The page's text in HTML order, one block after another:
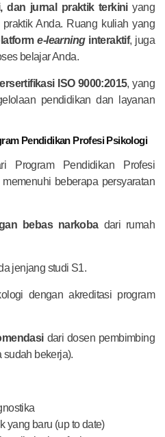
dan jurnal praktik terkiniyang
Anda. Ruang kuliah yang
e-learninginteraktif, juga
belajar Anda.
ISO 9000:2015, yang
pendidikan dan layanan
Pendidikan Profesi Psikologi
Program Pendidikan Profesi
beberapa persyaratan
bebas narkobadari rumah
jenjang studi S1.
dengan akreditasi program
dari dosen pembimbing
sudah bekerja).
yang baru (up to date)